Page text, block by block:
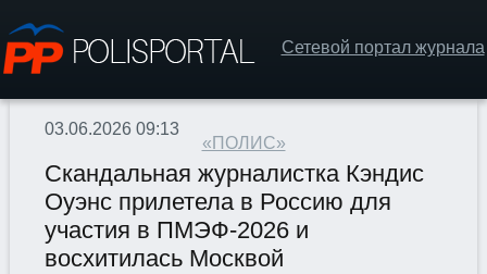
Сетевой портал журнала
«ПОЛИС»
03.06.2026 09:13
Скандальная журналистка Кэндис
Оуэнс прилетела в Россию для
участия в ПМЭФ-2026 и
восхитилась Москвой